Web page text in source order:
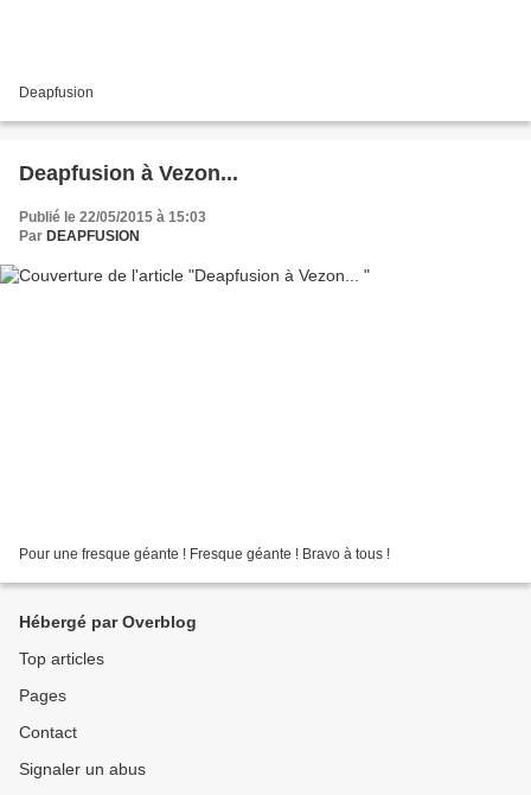
Deapfusion
Deapfusion à Vezon...
Publié le 22/05/2015 à 15:03
Par DEAPFUSION
Pour une fresque géante ! Fresque géante ! Bravo à tous !
Hébergé par Overblog
Top articles
Pages
Contact
Signaler un abus